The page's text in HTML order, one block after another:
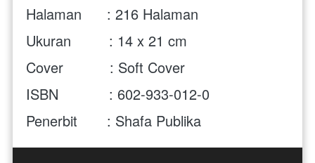
Halaman      : 216 Halaman
Ukuran         : 14 x 21 cm
Cover           : Soft Cover
ISBN            : 602-933-012-0
Penerbit       : Shafa Publika